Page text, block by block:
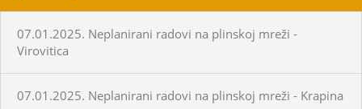
07.01.2025. Neplanirani radovi na plinskoj mreži -
Virovitica
07.01.2025. Neplanirani radovi na plinskoj mreži - Krapina